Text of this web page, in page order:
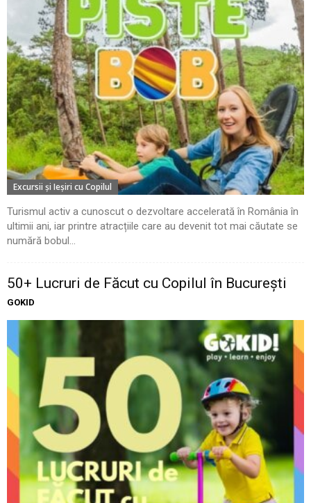
Excursii şi Ieşiri cu Copilul
Turismul activ a cunoscut o dezvoltare accelerată în România în
ultimii ani, iar printre atracțiile care au devenit tot mai căutate se
numără bobul...
50+ Lucruri de Făcut cu Copilul în București
GOKID